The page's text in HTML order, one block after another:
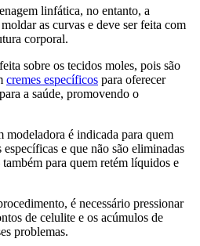
linfática, no entanto, a
as curvas e deve ser feita com
corporal.
sobre os tecidos moles, pois são
cremes específicos para oferecer
a saúde, promovendo o
modeladora é indicada para quem
e que não são eliminadas
para quem retém líquidos e
é necessário pressionar
de celulite e os acúmulos de
problemas.